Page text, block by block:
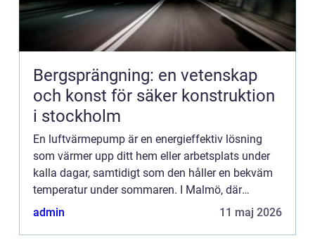
Bergsprängning: en vetenskap
och konst för säker konstruktion
i stockholm
En luftvärmepump är en energieffektiv lösning
som värmer upp ditt hem eller arbetsplats under
kalla dagar, samtidigt som den håller en bekväm
temperatur under sommaren. I Malmö, där
temperaturen kan variera kr...
admin 11 maj 2026